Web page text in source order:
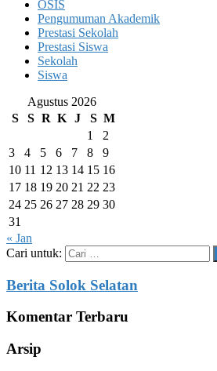
OSIS
Pengumuman Akademik
Prestasi Sekolah
Prestasi Siswa
Sekolah
Siswa
Agustus 2026
S
S R K J S M
1
2
3
4 5 6 7 8
9
10 11 12 13 14 15 16
17 18 19 20 21 22 23
24 25 26 27 28 29 30
31
« Jan
Cari untuk:
Berita Solok Selatan
Komentar Terbaru
Arsip